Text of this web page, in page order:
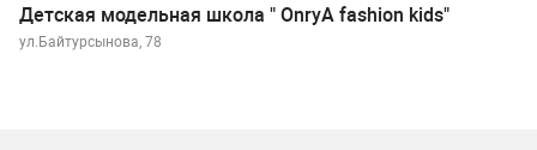
Детская модельная школа " OnryA fashion kids"
ул.Байтурсынова, 78